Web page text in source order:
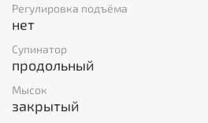
Регулировка подъёма
нет
Супинатор
продольный
Мысок
закрытый